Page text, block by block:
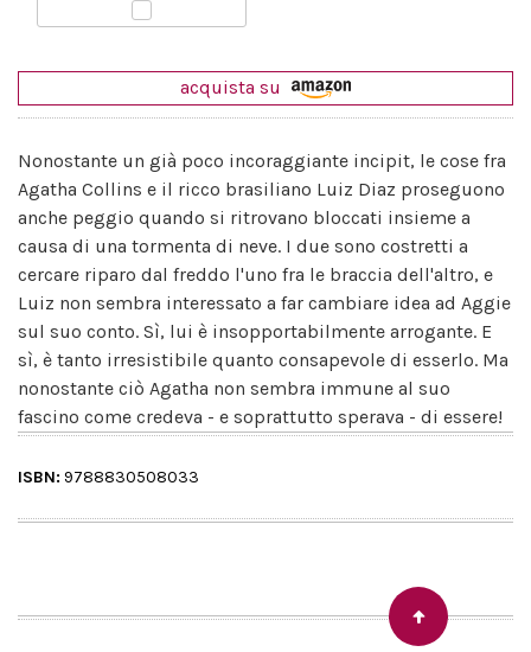
acquista su
Nonostante un già poco incoraggiante incipit, le cose fra
Agatha Collins e il ricco brasiliano Luiz Diaz proseguono
anche peggio quando si ritrovano bloccati insieme a
causa di una tormenta di neve. I due sono costretti a
cercare riparo dal freddo l'uno fra le braccia dell'altro, e
Luiz non sembra interessato a far cambiare idea ad Aggie
sul suo conto. Sì, lui è insopportabilmente arrogante. E
sì, è tanto irresistibile quanto consapevole di esserlo. Ma
nonostante ciò Agatha non sembra immune al suo
fascino come credeva - e soprattutto sperava - di essere!
ISBN: 9788830508033